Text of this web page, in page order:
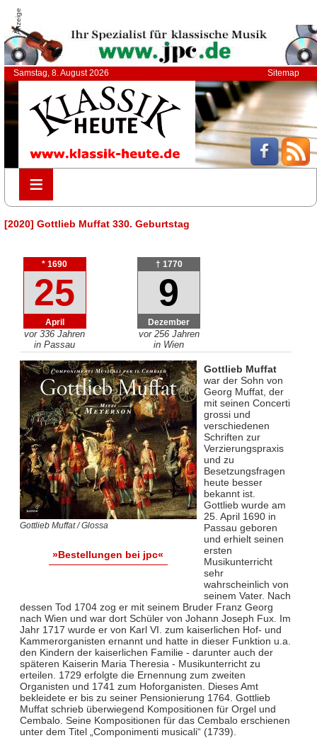
Anzeige
Samstag, 8. August 2026 Sitemap
≡
≡
[2020] Gottlieb Muffat 330. Geburtstag
* 1690
25
April
vor 336 Jahren
in Passau
† 1770
9
Dezember
vor 256 Jahren
in Wien
Gottlieb Muffat / Glossa
»Bestellungen bei jpc«
Gottlieb Muffat
war der Sohn von
Georg Muffat, der
mit seinen Concerti
grossi und
verschiedenen
Schriften zur
Verzierungspraxis
und zu
Besetzungsfragen
heute besser
bekannt ist.
Gottlieb wurde am
25. April 1690 in
Passau geboren
und erhielt seinen
ersten
Musikunterricht
sehr
wahrscheinlich von
seinem Vater. Nach
dessen Tod 1704 zog er mit seinem Bruder Franz Georg
nach Wien und war dort Schüler von Johann Joseph Fux. Im
Jahr 1717 wurde er von Karl VI. zum kaiserlichen Hof- und
Kammerorganisten ernannt und hatte in dieser Funktion u.a.
den Kindern der kaiserlichen Familie - darunter auch der
späteren Kaiserin Maria Theresia - Musikunterricht zu
erteilen. 1729 erfolgte die Ernennung zum zweiten
Organisten und 1741 zum Hoforganisten. Dieses Amt
bekleidete er bis zu seiner Pensionierung 1764. Gottlieb
Muffat schrieb überwiegend Kompositionen für Orgel und
Cembalo. Seine Kompositionen für das Cembalo erschienen
unter dem Titel „Componimenti musicali“ (1739).